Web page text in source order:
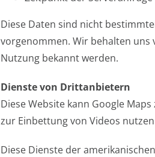
Diese Daten sind nicht
vorgenommen. Wir behalten
Nutzung bekannt werden.
Dienste von Drittanbietern
Diese Website kann Google
zur Einbettung von Videos
Diese Dienste der